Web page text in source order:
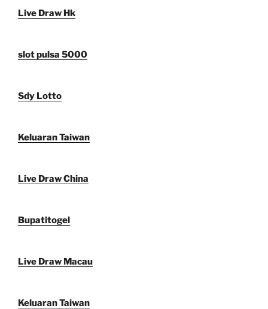
Live Draw Hk
slot pulsa 5000
Sdy Lotto
Keluaran Taiwan
Live Draw China
Bupatitogel
Live Draw Macau
Keluaran Taiwan